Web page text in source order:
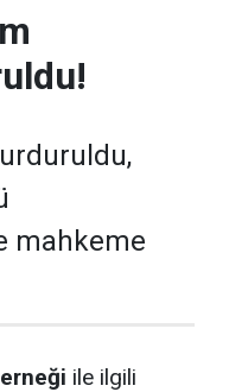
mahkeme
ile ilgili